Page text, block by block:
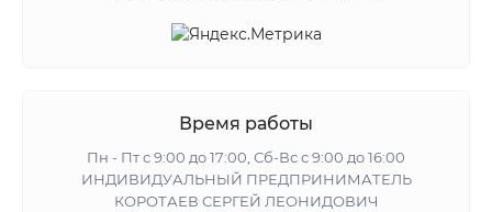
Время работы
Пн - Пт с 9:00 до 17:00, Сб-Вс с 9:00 до 16:00
ИНДИВИДУАЛЬНЫЙ ПРЕДПРИНИМАТЕЛЬ
КОРОТАЕВ СЕРГЕЙ ЛЕОНИДОВИЧ